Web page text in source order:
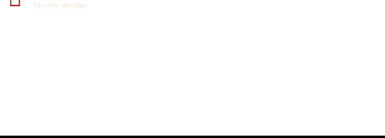
Heróis do Mar